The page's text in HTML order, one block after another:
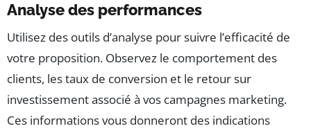
Analyse des performances
Utilisez des outils d’analyse pour suivre l’efficacité de
votre proposition. Observez le comportement des
clients, les taux de conversion et le retour sur
investissement associé à vos campagnes marketing.
Ces informations vous donneront des indications